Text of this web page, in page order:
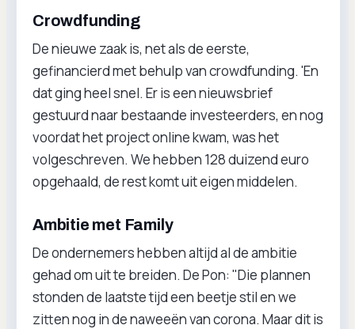
Crowdfunding
De nieuwe zaak is, net als de eerste,
gefinancierd met behulp van crowdfunding. 'En
dat ging heel snel. Er is een nieuwsbrief
gestuurd naar bestaande investeerders, en nog
voordat het project online kwam, was het
volgeschreven. We hebben 128 duizend euro
opgehaald, de rest komt uit eigen middelen.
Ambitie met Family
De ondernemers hebben altijd al de ambitie
gehad om uit te breiden. De Pon: "Die plannen
stonden de laatste tijd een beetje stil en we
zitten nog in de naweeën van corona. Maar dit is